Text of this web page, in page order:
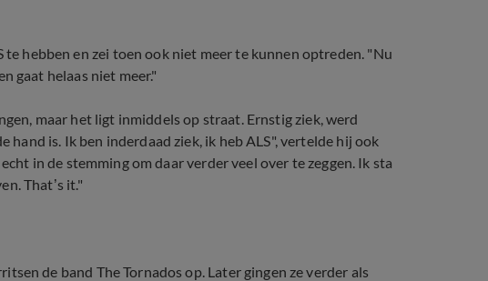
hebben en zei toen ook niet meer te kunnen optreden. "Nu
gaat helaas niet meer."
maar het ligt inmiddels op straat. Ernstig ziek, werd
hand is. Ik ben inderdaad ziek, ik heb ALS", vertelde hij ook
in de stemming om daar verder veel over te zeggen. Ik sta
That’s it."
de band The Tornados op. Later gingen ze verder als